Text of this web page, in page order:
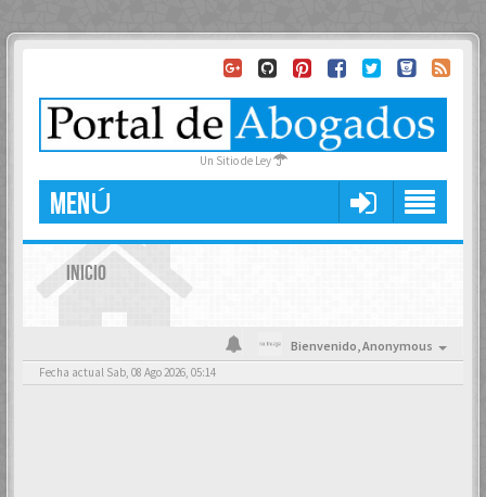
Un Sitio de Ley
MENÚ
INICIO
Bienvenido,Anonymous
Fecha actual Sab, 08 Ago 2026, 05:14